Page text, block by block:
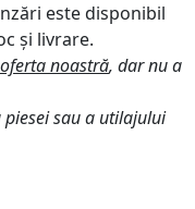
este disponibil
și livrare.
noastră, dar nu a
piesei sau a utilajului